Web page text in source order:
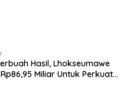
Hasil, Lhokseumawe
Miliar Untuk Perkuat